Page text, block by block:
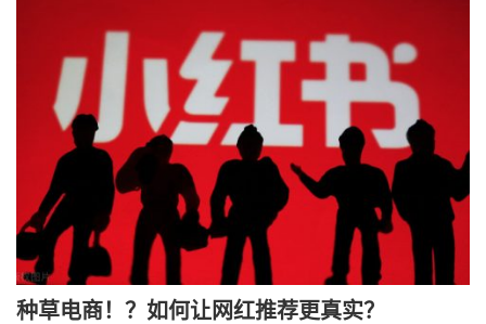
种草电商！？如何让网红推荐更真实？